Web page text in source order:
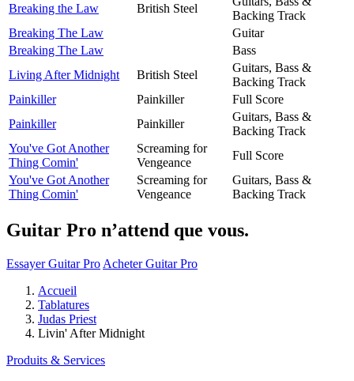
Breaking the Law
British Steel
Backing Track
Breaking The Law
Guitar
Breaking The Law
Bass
Living After Midnight
British Steel
Guitars, Bass &
Backing Track
Painkiller
Painkiller
Full Score
Painkiller
Painkiller
Guitars, Bass &
Backing Track
You've Got Another
Thing Comin'
Screaming for
Vengeance
Full Score
You've Got Another
Thing Comin'
Screaming for
Vengeance
Guitars, Bass &
Backing Track
Guitar Pro n’attend que vous.
Essayer Guitar Pro Acheter Guitar Pro
Accueil
Tablatures
Judas Priest
Livin' After Midnight
Produits & Services